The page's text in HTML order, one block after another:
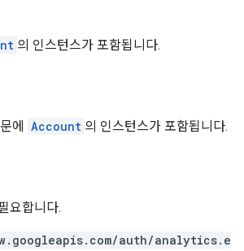
의 인스턴스가 포함됩니다.
에 Account 의 인스턴스가 포함됩니다.
요합니다.
auth/analytics.e